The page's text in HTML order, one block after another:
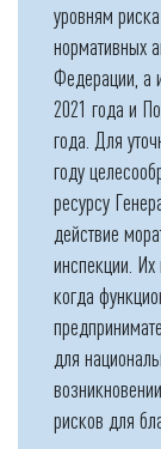
уровням
нормативных
Федерации, а
2021 года и
года. Для
году
ресурсу
действие
инспекции. Их
когда
для
рисков для